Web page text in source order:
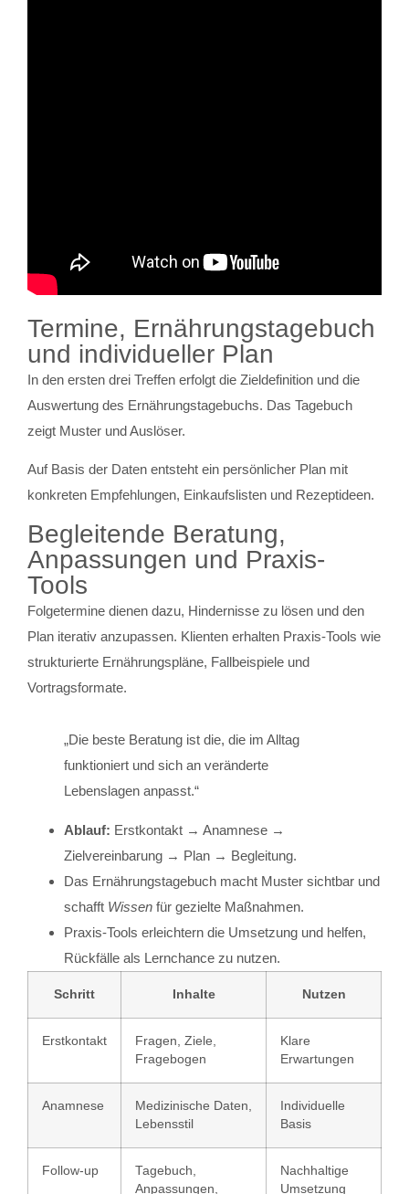
Termine, Ernährungstagebuch
und individueller Plan
In den ersten drei Treffen erfolgt die Zieldefinition und die
Auswertung des Ernährungstagebuchs. Das Tagebuch
zeigt Muster und Auslöser.
Auf Basis der Daten entsteht ein persönlicher Plan mit
konkreten Empfehlungen, Einkaufslisten und Rezeptideen.
Begleitende Beratung,
Anpassungen und Praxis-
Tools
Folgetermine dienen dazu, Hindernisse zu lösen und den
Plan iterativ anzupassen. Klienten erhalten Praxis-Tools wie
strukturierte Ernährungspläne, Fallbeispiele und
Vortragsformate.
„Die beste Beratung ist die, die im Alltag
funktioniert und sich an veränderte
Lebenslagen anpasst.“
Ablauf: Erstkontakt → Anamnese →
Zielvereinbarung → Plan → Begleitung.
Das Ernährungstagebuch macht Muster sichtbar und
schafft Wissen für gezielte Maßnahmen.
Praxis-Tools erleichtern die Umsetzung und helfen,
Rückfälle als Lernchance zu nutzen.
Schritt Inhalte Nutzen
Erstkontakt
Fragen, Ziele,
Fragebogen
Klare
Erwartungen
Anamnese
Medizinische Daten,
Lebensstil
Individuelle
Basis
Follow-up
Tagebuch,
Anpassungen,
Nachhaltige
Umsetzung